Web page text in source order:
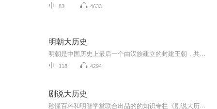
83 4633
明朝大历史
118 4294
剧说大历史